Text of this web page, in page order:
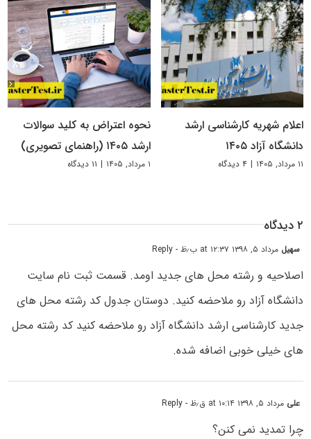
اعلام شهریه کارشناسی ارشد
دانشگاه آزاد ۱۴۰۵
۱۱ مرداد, ۱۴۰۵ | ۴ دیدگاه
نحوه اعتراض به کلید سوالات
ارشد ۱۴۰۵ (راهنمای تصویری)
۱ مرداد, ۱۴۰۵ | ۱۱ دیدگاه
۲ دیدگاه
سهیل مرداد ۵, ۱۳۹۸ at ۱۲:۳۷ ب٫ظ - Reply
اصلاحیه و رشته محل های جدید اومد. قسمت ثبت نام سایت
دانشگاه آزاد رو ملاحضه کنید. دوستان جدول کد رشته محل های
جدید کارشناسی ارشد دانشگاه آزاد رو ملاحضه کنید کد رشته محل
های خیلی خوبی اضافه شده.
علی مرداد ۵, ۱۳۹۸ at ۱۰:۱۴ ق٫ظ - Reply
چرا تمدید نمی کنن؟